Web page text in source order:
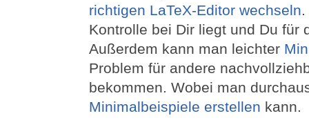
richtigen LaTeX-Editor wechseln
Kontrolle bei Dir liegt und Du für
Außerdem kann man leichter
Problem für andere
bekommen. Wobei man
Minimalbeispiele erstellen kann.